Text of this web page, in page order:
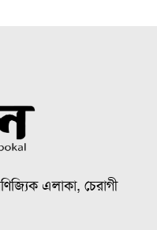
এলাকা, চেরাগী